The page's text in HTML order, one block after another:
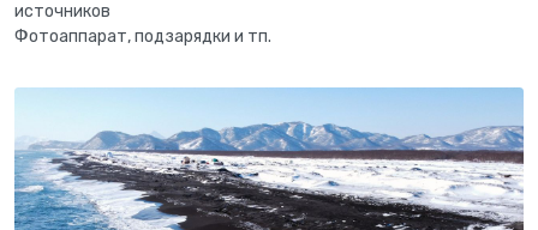
источников
Фотоаппарат, подзарядки и тп.